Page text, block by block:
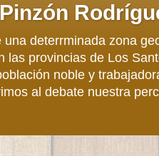
deterrminada zona
las provincias de Los
noble y
al debate nuestra